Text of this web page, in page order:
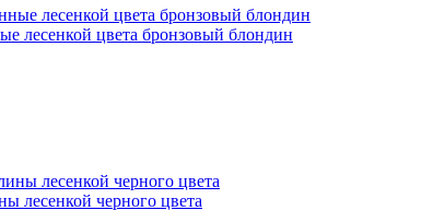
лесенкой цвета бронзовый блондин
лесенкой черного цвета